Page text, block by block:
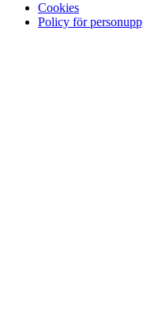
Cookies
Policy för